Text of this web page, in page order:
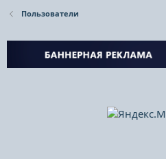
Пользователи